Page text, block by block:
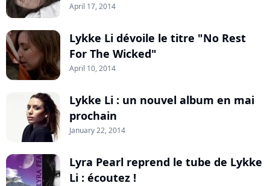
April 17, 2014
Lykke Li dévoile le titre "No Rest
For The Wicked"
April 10, 2014
Lykke Li : un nouvel album en mai
prochain
January 22, 2014
Lyra Pearl reprend le tube de Lykke
Li : écoutez !